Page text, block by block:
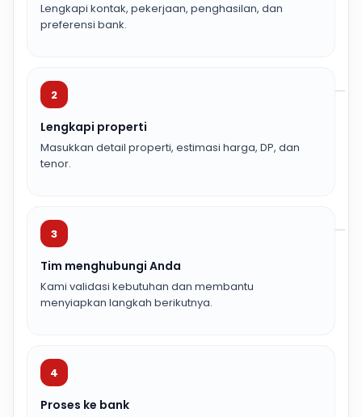
Lengkapi kontak, pekerjaan, penghasilan, dan
preferensi bank.
2
Lengkapi properti
Masukkan detail properti, estimasi harga, DP, dan
tenor.
3
Tim menghubungi Anda
Kami validasi kebutuhan dan membantu
menyiapkan langkah berikutnya.
4
Proses ke bank